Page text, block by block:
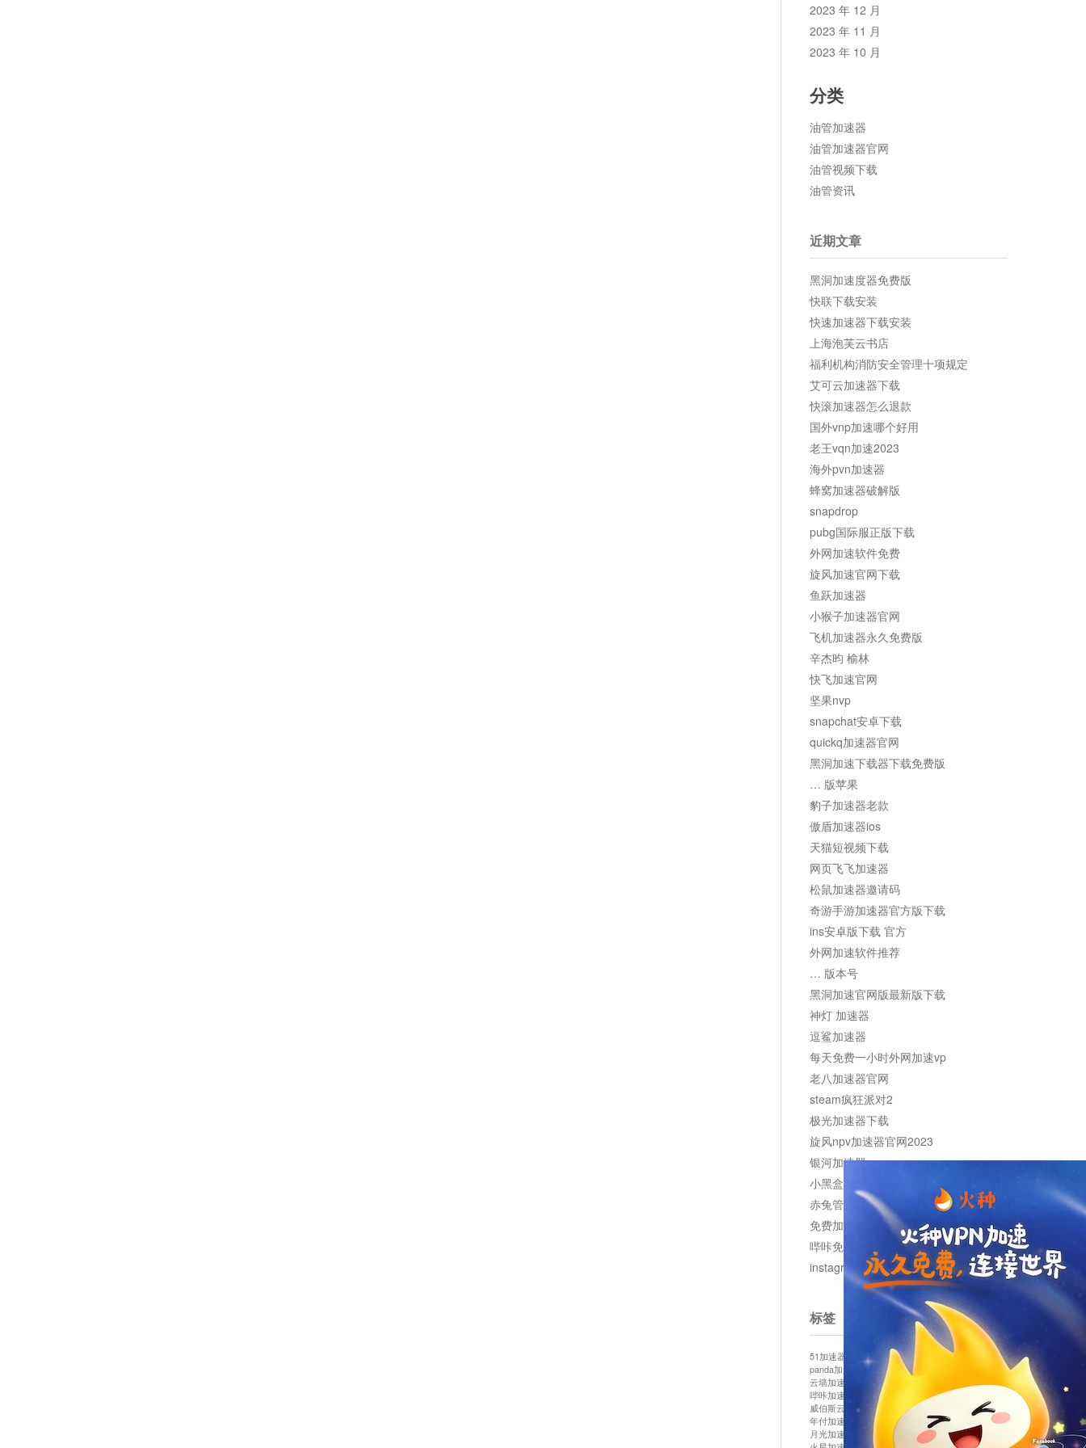
2023 年 12 月
2023 年 11 月
2023 年 10 月
分类
油管加速器
油管加速器官网
油管视频下载
油管资讯
近期文章
黑洞加速度器免费版
快联下载安装
快速加速器下载安装
上海泡芙云书店
福利机构消防安全管理十项规定
艾可云加速器下载
快滚加速器怎么退款
国外vnp加速哪个好用
老王vqn加速2023
海外pvn加速器
蜂窝加速器破解版
snapdrop
pubg国际服正版下载
外网加速软件免费
旋风加速官网下载
鱼跃加速器
小猴子加速器官网
飞机加速器永久免费版
辛杰昀 榆林
快飞加速官网
坚果nvp
snapchat安卓下载
quickq加速器官网
黑洞加速下载器下载免费版
… 版苹果
豹子加速器老款
傲盾加速器ios
天猫短视频下载
网页飞飞加速器
松鼠加速器邀请码
奇游手游加速器官方版下载
ins安卓版下载 官方
外网加速软件推荐
… 版本号
黑洞加速官网版最新版下载
神灯 加速器
逗鲨加速器
每天免费一小时外网加速vp
老八加速器官网
steam疯狂派对2
极光加速器下载
旋风npv加速器官网2023
银河加速器
小黑盒加速器加速
赤兔管理平台
免费加速器
哔咔免费加速服务器
instagram网页版登录入口
标签
51加速器 bitznet hidecat i7加速器
kuai500
panda加速器
snap加速器 vp加速器
中信加速器
云墙加速器
云速加速器
哔咔加速器
哔咔哔咔加速器 喵云 回锅肉加速器
威伯斯云
小明加速器 小蓝鸟加速器
布谷vp加速器
年付加速器
心阶云 快连 怎么上外网
易飞加速器
月光加速器
机场加速器 松果云 梯子加速器